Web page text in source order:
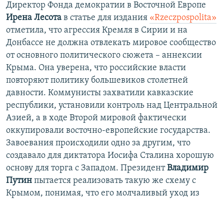
Директор Фонда демократии в Восточной Европе
Ирена Лесота в статье для издания «Rzeczpospolita»
отметила, что агрессия Кремля в Сирии и на
Донбассе не должна отвлекать мировое сообщество
от основного политического сюжета – аннексии
Крыма. Она уверена, что российские власти
повторяют политику большевиков столетней
давности. Коммунисты захватили кавказские
республики, установили контроль над Центральной
Азией, а в ходе Второй мировой фактически
оккупировали восточно-европейские государства.
Завоевания происходили одно за другим, что
создавало для диктатора Иосифа Сталина хорошую
основу для торга с Западом. ПрезидентВладимир
Путин пытается реализовать такую же схему с
Крымом, понимая, что его молчаливый уход из